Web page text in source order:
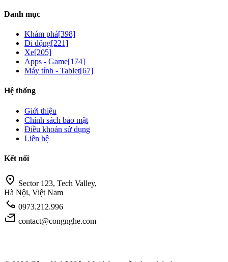
Danh mục
Khám phá[398]
Di động[221]
Xe[205]
Apps - Game[174]
Máy tính - Tablet[67]
Hệ thống
Giới thiệu
Chính sách bảo mật
Điều khoản sử dụng
Liên hệ
Kết nối
location_on Sector 123, Tech Valley,
Hà Nội, Việt Nam
call 0973.212.996
mail contact@congnghe.com